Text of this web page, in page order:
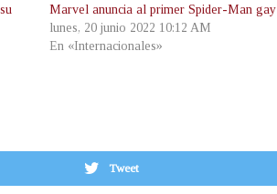
Marvel anuncia al primer Spider-Man gay
lunes, 20 junio 2022 10:12 AM
En «Internacionales»
Tweet